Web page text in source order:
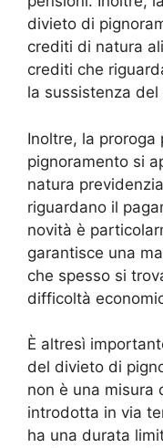
divieto di
crediti di natura
crediti che
la sussistenza
Inoltre, la
pignoramento si
natura
riguardano il
novità è
garantisce una
che spesso si
difficoltà
È altresì
del divieto di
non è una misura
introdotta in via
ha una durata